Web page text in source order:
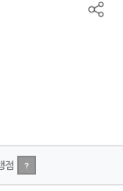
점 ?